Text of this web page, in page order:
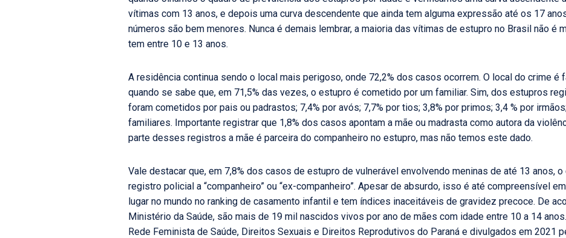
vítimas com 13 anos, e depois uma curva descendente que ainda tem alguma expressão até os 17
números são bem menores. Nunca é demais lembrar, a maioria das vítimas de estupro no Brasil não é
tem entre 10 e 13 anos.
A residência continua sendo o local mais perigoso, onde 72,2% dos casos ocorrem. O local do crime é
quando se sabe que, em 71,5% das vezes, o estupro é cometido por um familiar. Sim, dos estupros
foram cometidos por pais ou padrastos; 7,4% por avós; 7,7% por tios; 3,8% por primos; 3,4 % por
familiares. Importante registrar que 1,8% dos casos apontam a mãe ou madrasta como autora da
parte desses registros a mãe é parceira do companheiro no estupro, mas não temos este dado.
Vale destacar que, em 7,8% dos casos de estupro de vulnerável envolvendo meninas de até 13 anos,
registro policial a “companheiro” ou “ex-companheiro”. Apesar de absurdo, isso é até compreensível
lugar no mundo no ranking de casamento infantil e tem índices inaceitáveis de gravidez precoce. De
Ministério da Saúde, são mais de 19 mil nascidos vivos por ano de mães com idade entre 10 a 14 anos.
Rede Feminista de Saúde, Direitos Sexuais e Direitos Reprodutivos do Paraná e divulgados em 2021